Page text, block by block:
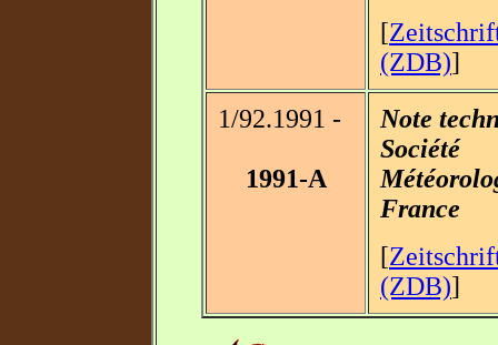
[
(ZDB)]
1/92.1991 -
1991-A
Note
Société
France
[
(ZDB)]